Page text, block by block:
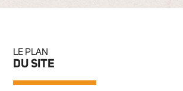
LE PLAN
DU SITE